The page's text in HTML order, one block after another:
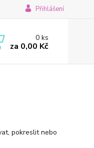
Přihlášení
0ks
za 0,00 Kč
pokreslit nebo